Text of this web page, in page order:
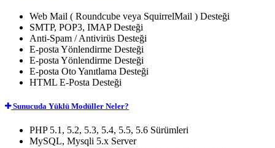
Web Mail ( Roundcube veya SquirrelMail ) Desteği
SMTP, POP3, IMAPDesteği
Anti-Spam / Antivirüs Desteği
E-posta Yönlendirme Desteği
E-posta Yönlendirme Desteği
E-posta Oto Yanıtlama Desteği
HTML E-Posta Desteği
Sunucuda Yüklü Modüller Neler?
PHP 5.1, 5.2, 5.3, 5.4, 5.5, 5.6 Sürümleri
MySQL, Mysqli 5.x Server